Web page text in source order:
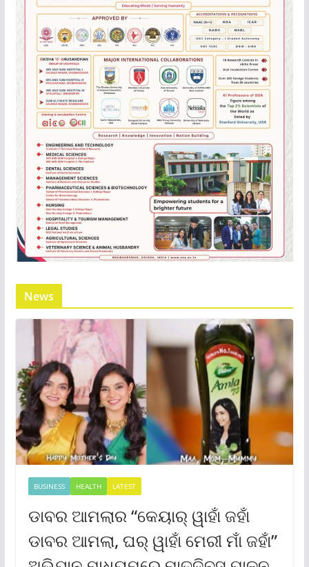
News
BUSINESS HEALTH LATEST
ଡାବର ଆମଲାର “କେୟାର୍ ୱାହାଁ ଜହାଁ
ଡାବର ଆମଲା, ଘର୍ ୱାହାଁ ମେରୀ ମାଁ ଜହାଁ”